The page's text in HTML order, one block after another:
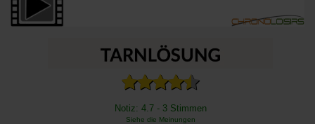
Notiz: 4.7 - 3 Stimmen
Siehe die Meinungen